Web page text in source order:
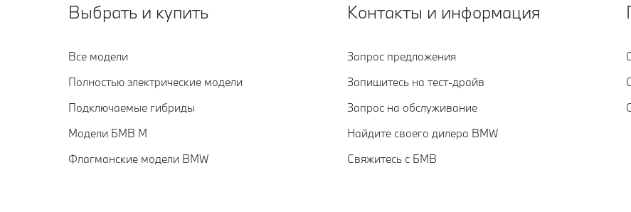
Выбрать и купить
Все модели
Полностью электрические модели
Подключаемые гибриды
Модели БМВ М
Флагманские модели BMW
Контакты и информация
Запрос предложения
Запишитесь на тест-драйв
Запрос на обслуживание
Найдите своего дилера BMW
Свяжитесь с БМВ